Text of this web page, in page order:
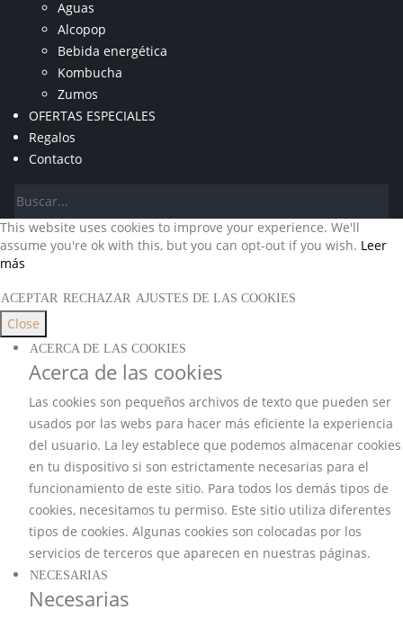
Aguas
Alcopop
Bebida energética
Kombucha
Zumos
OFERTAS ESPECIALES
Regalos
Contacto
This website uses cookies to improve your experience. We'll
assume you're ok with this, but you can opt-out if you wish. Leer
más
ACEPTAR RECHAZAR AJUSTES DE LAS COOKIES
Close
ACERCA DE LAS COOKIES
Acerca de las cookies
Las cookies son pequeños archivos de texto que pueden ser
usados por las webs para hacer más eficiente la experiencia
del usuario. La ley establece que podemos almacenar cookies
en tu dispositivo si son estrictamente necesarias para el
funcionamiento de este sitio. Para todos los demás tipos de
cookies, necesitamos tu permiso. Este sitio utiliza diferentes
tipos de cookies. Algunas cookies son colocadas por los
servicios de terceros que aparecen en nuestras páginas.
NECESARIAS
Necesarias